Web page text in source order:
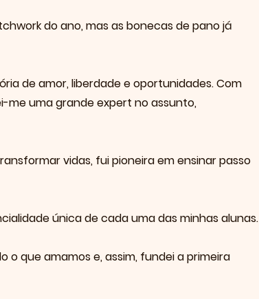
do ano, mas as bonecas de pano já
de amor, liberdade e oportunidades. Com
me uma grande expert no assunto,
vidas, fui pioneira em ensinar passo
única de cada uma das minhas alunas.
que amamos e, assim, fundei a primeira